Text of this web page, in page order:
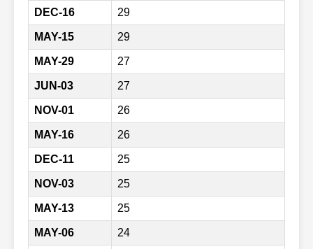
DEC-16 29
MAY-15 29
MAY-29 27
JUN-03 27
NOV-01 26
MAY-16 26
DEC-11 25
NOV-03 25
MAY-13 25
MAY-06 24